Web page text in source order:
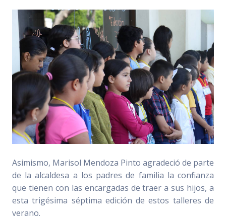
Asimismo, Marisol Mendoza Pinto agradeció de parte
de la alcaldesa a los padres de familia la confianza
que tienen con las encargadas de traer a sus hijos, a
esta trigésima séptima edición de estos talleres de
verano.